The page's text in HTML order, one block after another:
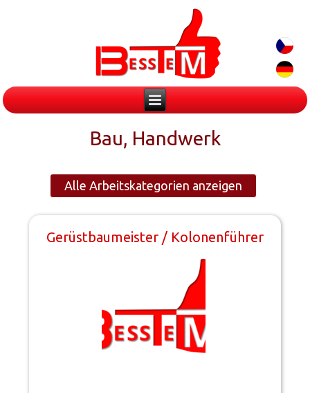
Bau, Handwerk
Alle Arbeitskategorien anzeigen
Gerüstbaumeister / Kolonenführer